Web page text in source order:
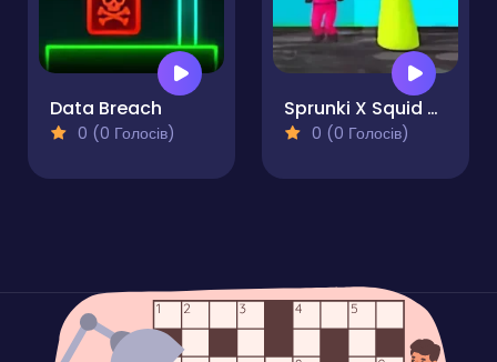
Data Breach
0 (0 Голосів)
Sprunki X Squid Game Incredibox
0 (0 Голосів)